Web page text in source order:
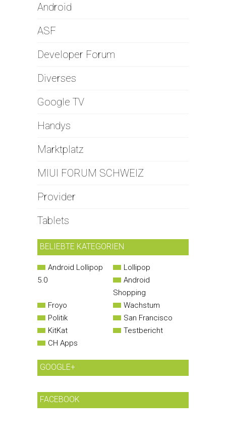
Android
ASF
Developer Forum
Diverses
Google TV
Handys
Marktplatz
MIUI FORUM SCHWEIZ
Provider
Tablets
BELIEBTE KATEGORIEN
Android Lollipop
5.0
Lollipop
Android
Shopping
Froyo
Wachstum
Politik
San Francisco
KitKat
Testbericht
CH Apps
GOOGLE+
FACEBOOK